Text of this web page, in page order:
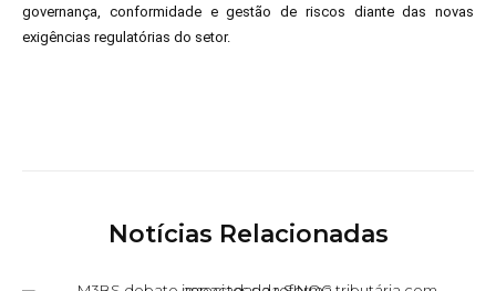
governança, conformidade e gestão de riscos diante das novas
exigências regulatórias do setor.
Notícias Relacionadas